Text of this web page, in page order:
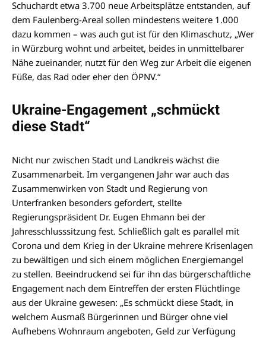
Schuchardt etwa 3.700 neue Arbeitsplätze entstanden, auf
dem Faulenberg-Areal sollen mindestens weitere 1.000
dazu kommen – was auch gut ist für den Klimaschutz, „Wer
in Würzburg wohnt und arbeitet, beides in unmittelbarer
Nähe zueinander, nutzt für den Weg zur Arbeit die eigenen
Füße, das Rad oder eher den ÖPNV.“
Ukraine-Engagement „schmückt
diese Stadt“
Nicht nur zwischen Stadt und Landkreis wächst die
Zusammenarbeit. Im vergangenen Jahr war auch das
Zusammenwirken von Stadt und Regierung von
Unterfranken besonders gefordert, stellte
Regierungspräsident Dr. Eugen Ehmann bei der
Jahresschlusssitzung fest. Schließlich galt es parallel mit
Corona und dem Krieg in der Ukraine mehrere Krisenlagen
zu bewältigen und sich einem möglichen Energiemangel
zu stellen. Beeindruckend sei für ihn das bürgerschaftliche
Engagement nach dem Eintreffen der ersten Flüchtlinge
aus der Ukraine gewesen: „Es schmückt diese Stadt, in
welchem Ausmaß Bürgerinnen und Bürger ohne viel
Aufhebens Wohnraum angeboten, Geld zur Verfügung